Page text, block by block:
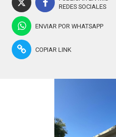
REDES SOCIALES
ENVIAR POR WHATSAPP
COPIAR LINK